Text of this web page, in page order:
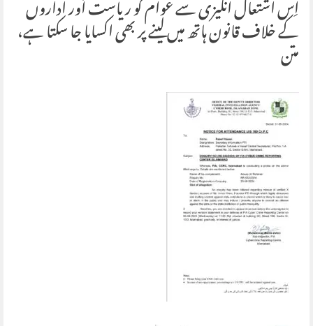
‏اِس اشتعال انگیزی سے عوام کو ریاست اَور اداروں
کے خلاف قانون ہاتھ میں لینے پر بھی اکسایا جا سکتا ہے،
متن